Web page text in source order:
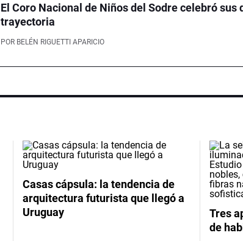
El Coro Nacional de Niños del Sodre celebró sus
trayectoria
POR BELÉN RIGUETTI APARICIO
Casas cápsula: la tendencia de
arquitectura futurista que llegó a
Uruguay
Tres
de